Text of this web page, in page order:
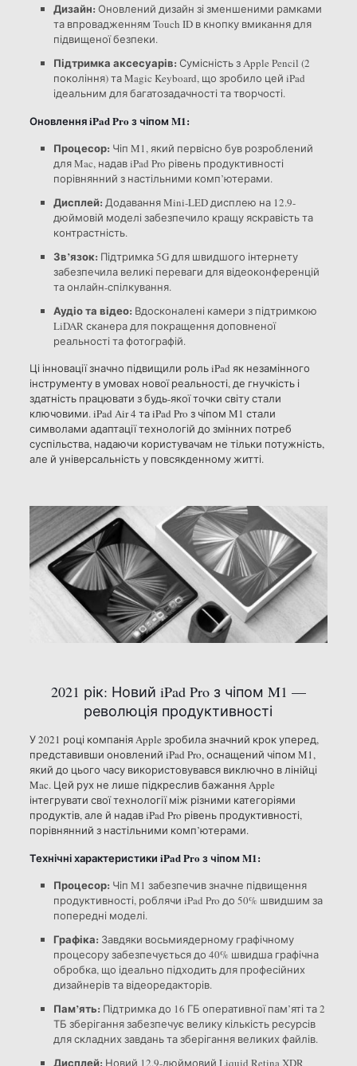
Дизайн: Оновлений дизайн зі зменшеними рамками
та впровадженням Touch ID в кнопку вмикання для
підвищеної безпеки.
Підтримка аксесуарів: Сумісність з Apple Pencil (2
покоління) та Magic Keyboard, що зробило цей iPad
ідеальним для багатозадачності та творчості.
Оновлення iPad Pro з чіпом M1:
Процесор: Чіп M1, який первісно був розроблений
для Mac, надав iPad Pro рівень продуктивності
порівнянний з настільними комп’ютерами.
Дисплей: Додавання Mini-LED дисплею на 12.9-
дюймовій моделі забезпечило кращу яскравість та
контрастність.
Зв’язок: Підтримка 5G для швидшого інтернету
забезпечила великі переваги для відеоконференцій
та онлайн-спілкування.
Аудіо та відео: Вдосконалені камери з підтримкою
LiDAR сканера для покращення доповненої
реальності та фотографій.
Ці інновації значно підвищили роль iPad як незамінного
інструменту в умовах нової реальності, де гнучкість і
здатність працювати з будь-якої точки світу стали
ключовими. iPad Air 4 та iPad Pro з чіпом M1 стали
символами адаптації технологій до змінних потреб
суспільства, надаючи користувачам не тільки потужність,
але й універсальність у повсякденному житті.
2021 рік: Новий iPad Pro з чіпом M1 —
революція продуктивності
У 2021 році компанія Apple зробила значний крок уперед,
представивши оновлений iPad Pro, оснащений чіпом M1,
який до цього часу використовувався виключно в лінійці
Mac. Цей рух не лише підкреслив бажання Apple
інтегрувати свої технології між різними категоріями
продуктів, але й надав iPad Pro рівень продуктивності,
порівнянний з настільними комп’ютерами.
Технічні характеристики iPad Pro з чіпом M1:
Процесор: Чіп M1 забезпечив значне підвищення
продуктивності, роблячи iPad Pro до 50% швидшим за
попередні моделі.
Графіка: Завдяки восьмиядерному графічному
процесору забезпечується до 40% швидша графічна
обробка, що ідеально підходить для професійних
дизайнерів та відеоредакторів.
Пам’ять: Підтримка до 16 ГБ оперативної пам’яті та 2
ТБ зберігання забезпечує велику кількість ресурсів
для складних завдань та зберігання великих файлів.
Дисплей: Новий 12.9-дюймовий Liquid Retina XDR